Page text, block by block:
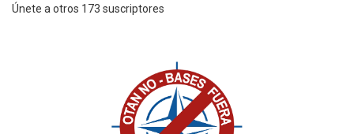
Únete a otros 173 suscriptores